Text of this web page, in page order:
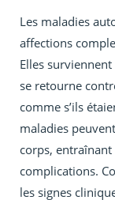
Les maladies
affections
Elles
se retourne
comme s’ils
maladies
corps,
complications.
les signes